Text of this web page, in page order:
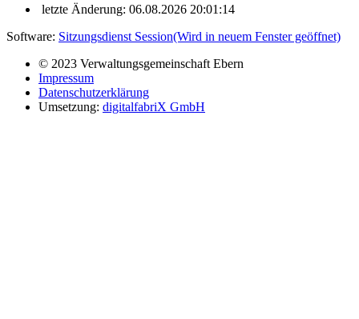
letzte Änderung: 06.08.2026 20:01:14
Software: Sitzungsdienst Session(Wird in neuem Fenster geöffnet)
© 2023 Verwaltungsgemeinschaft Ebern
Impressum
Datenschutzerklärung
Umsetzung: digitalfabriX GmbH